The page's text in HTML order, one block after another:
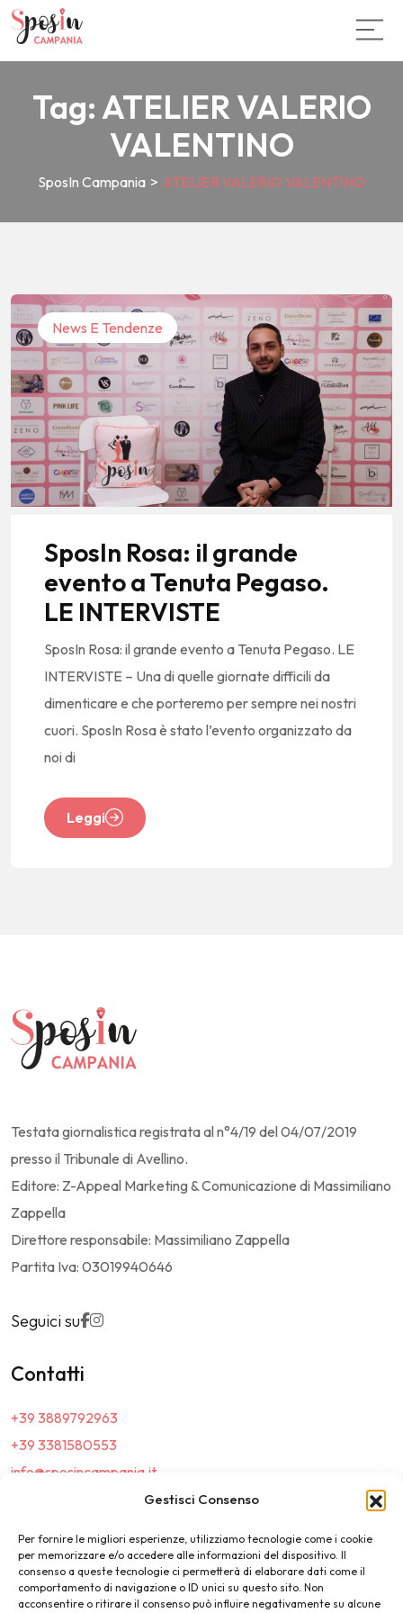
Gestisci Consenso
Per fornire le migliori esperienze, utilizziamo tecnologie come i cookie
per memorizzare e/o accedere alle informazioni del dispositivo. Il
consenso a queste tecnologie ci permetterà di elaborare dati come il
comportamento di navigazione o ID unici su questo sito. Non
acconsentire o ritirare il consenso può influire negativamente su alcune
Tag: ATELIER VALERIO
VALENTINO
SposIn Campania > ATELIER VALERIO VALENTINO
News E Tendenze
SposIn Rosa: il grande
evento a Tenuta Pegaso.
LE INTERVISTE
SposIn Rosa: il grande evento a Tenuta Pegaso. LE
INTERVISTE – Una di quelle giornate difficili da
dimenticare e che porteremo per sempre nei nostri
cuori. SposIn Rosa è stato l’evento organizzato da
noi di
Leggi
Testata giornalistica registrata al n°4/19 del 04/07/2019
presso il Tribunale di Avellino.
Editore: Z-Appeal Marketing & Comunicazione di Massimiliano
Zappella
Direttore responsabile: Massimiliano Zappella
Partita Iva: 03019940646
Seguici su
Contatti
+39 3889792963
+39 3381580553
info@sposincampania.it
sposincampania@pec.it
Link
Top100